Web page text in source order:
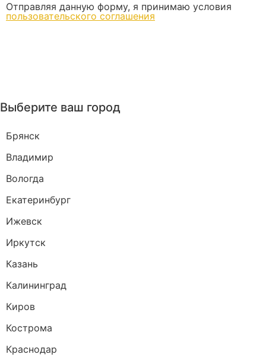
Отправляя данную форму, я принимаю условия
пользовательского соглашения
Выберите ваш город
Брянск
Владимир
Вологда
Екатеринбург
Ижевск
Иркутск
Казань
Калининград
Киров
Кострома
Краснодар